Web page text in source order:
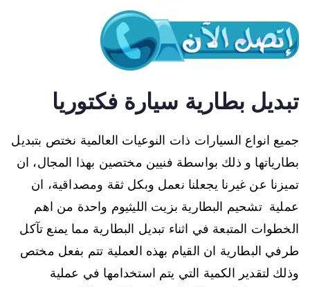
تبديل بطارية سيارة فكتوريا
جميع انواع السيارات ذات النوعيات العالمية نختص بتبديل
بطارياتها و ذلك بواسطة فنيين مختصين بهذا المجال، ان
تميزنا عن غيرنا يجعلنا نعمل وبكل ثقة ومصداقية، ان
عملية تشحيم البطارية بزيت الليثيوم واحدة من اهم
الخطوات المتبعة في اثناء تبديل البطارية مما يمنع تآكل
طرفي البطارية ان القيام بهذه العملية تتم بفعل مختص
وذلك لتقدير الكمية التي يتم استخدامها في عملية